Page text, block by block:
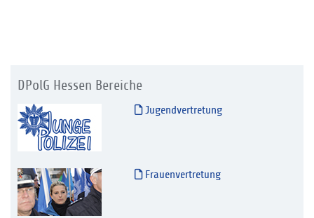
DPolG Hessen Bereiche
Jugendvertretung
Frauenvertretung